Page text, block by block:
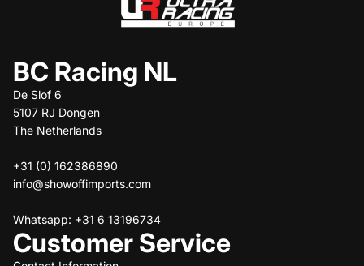
BC Racing NL
De Slof 6
5107 RJ Dongen
The Netherlands
+31 (0) 162386890
info@showoffimports.com
Whatsapp: +31 6 13196734
Customer Service